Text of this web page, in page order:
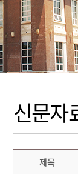
신문자
제목